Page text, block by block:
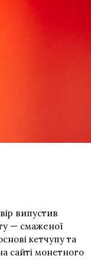
випустив
— смаженої
кетчупу та
сайті монетного